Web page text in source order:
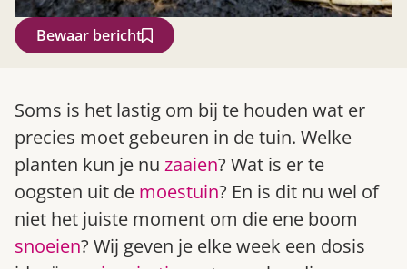
Bewaar bericht
Soms is het lastig om bij te houden wat er
precies moet gebeuren in de tuin. Welke
planten kun je nu zaaien? Wat is er te
oogsten uit de moestuin? En is dit nu wel of
niet het juiste moment om die ene boom
snoeien? Wij geven je elke week een dosis